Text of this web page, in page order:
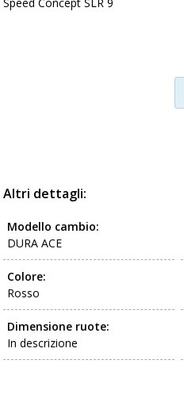
Altri dettagli:
Modello cambio:
DURA ACE
Colore:
Rosso
Dimensione ruote:
In descrizione